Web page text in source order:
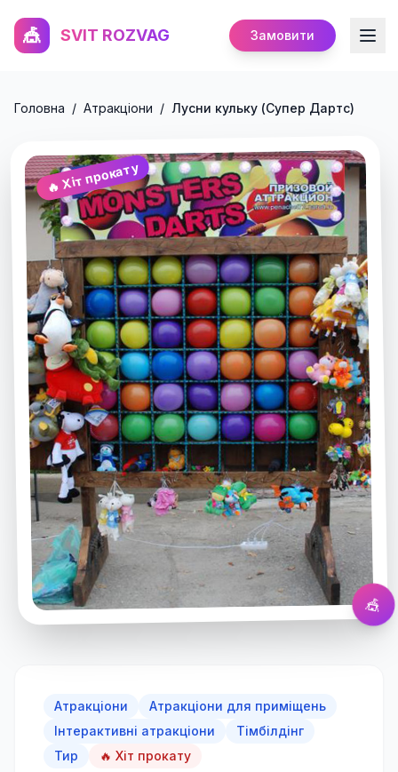
🎪 SVIT ROZVAG Замовити
Головна / Атракціони / Лусни кульку (Супер Дартс)
🔥 Хіт прокату
Лусни кульку (Супер Дартс)
Натисніть для збільшення
🎪
Атракціони
Атракціони для приміщень
Інтерактивні атракціони
Тімбілдінг
Тир
🔥 Хіт прокату